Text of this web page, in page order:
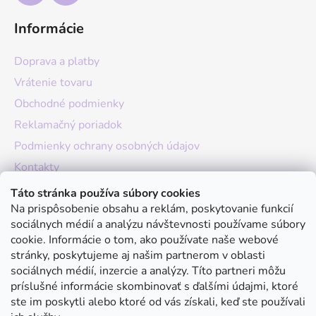
Táto stránka používa súbory cookies
Na prispôsobenie obsahu a reklám, poskytovanie funkcií
sociálnych médií a analýzu návštevnosti používame súbory
cookie. Informácie o tom, ako používate naše webové
stránky, poskytujeme aj našim partnerom v oblasti
sociálnych médií, inzercie a analýzy. Títo partneri môžu
príslušné informácie skombinovať s ďalšími údajmi, ktoré
ste im poskytli alebo ktoré od vás získali, keď ste používali
Informácie
Doprava a platby
Vrátenie tovaru
Obchodné podmienky
Reklamačný poriadok
Podmienky ochrany osobných údajov
Kontakty
O nás
Hodnotenie obchodu
Moja objednávka
Instagram